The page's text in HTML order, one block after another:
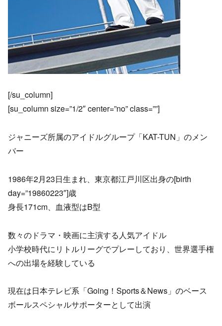
[/su_column]
[su_column size=”1/2″ center=”no” class=””]
ジャニーズ所属のアイドルグループ「KAT-TUN」のメン
バー
1986年2月23日生まれ、東京都江戸川区出身の[birth
day=”19860223″]歳
身長171cm、血液型はB型
数々のドラマ・映画に主演する人気アイドル
小学校時代にリトルリーグでプレーしており、世界選手権
への出場を経験している
現在は日本テレビ系「Going！Sports＆News」のベース
ボールスペシャルサポーターとして出演